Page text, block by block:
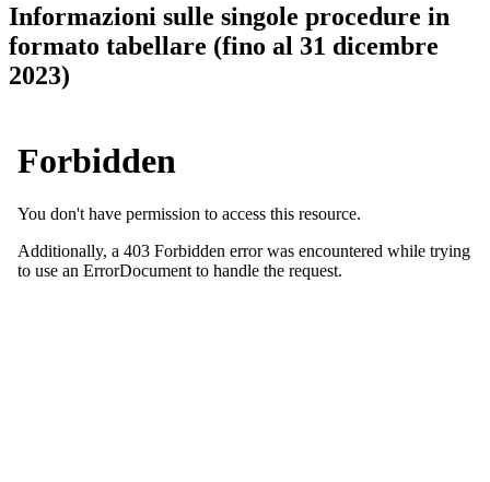
Informazioni sulle singole procedure in
formato tabellare (fino al 31 dicembre
2023)